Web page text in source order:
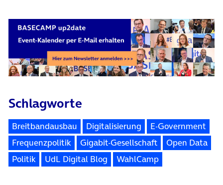
Schlagworte
Breitbandausbau Digitalisierung
E-Government
Frequenzpolitik
Gigabit-Gesellschaft
Open Data
Politik
UdL Digital Blog WahlCamp